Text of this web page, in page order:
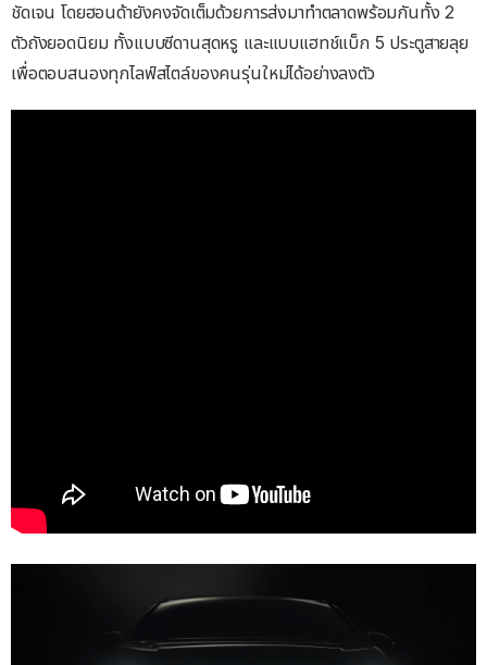
ชัดเจน โดยฮอนด้ายังคงจัดเต็มด้วยการส่งมาทำตลาดพร้อมกันทั้ง 2
ตัวถังยอดนิยม ทั้งแบบซีดานสุดหรู และแบบแฮทช์แบ็ก 5 ประตูสายลุย
เพื่อตอบสนองทุกไลฟ์สไตล์ของคนรุ่นใหม่ได้อย่างลงตัว